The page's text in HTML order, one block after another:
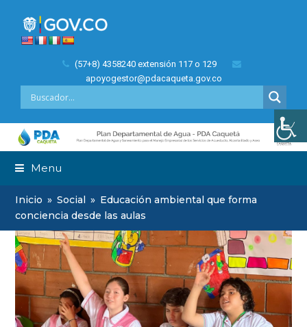
(57+8) 4358240 extensión 117 o 129
apoyogestor@pdacaqueta.gov.co
Menu
Inicio » Social » Educación ambiental que forma
conciencia desde las aulas